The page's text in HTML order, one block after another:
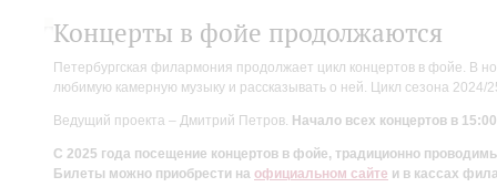
Концерты в фойе продолжаются
Петербургская филармония продолжает цикл концертов в фойе. В
любимую камерную музыку и рассказывать о ней. Цикл сезона
Ведущий проекта – Дмитрий Петров. Начало всех концертов в
С 2025 года посещение концертов в фойе, традиционно
Билеты можно приобрести на официальном сайте и в кассах